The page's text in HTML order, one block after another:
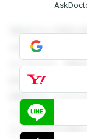
登録すると回答
を閲覧すること
ができます。登
録すると回答を
閲覧することが
できます。登録
すると回答を閲